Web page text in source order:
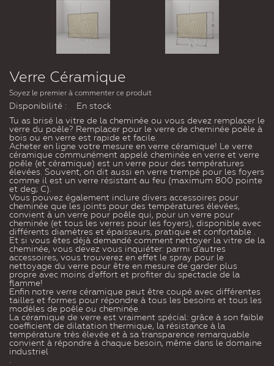
Verre Céramique
Soyez le premier à commenter ce produit
Disponibilité :
En stock
Tu as brisé la vitre de la cheminée ou vous devez remplacer le
verre du poêle? Remplacer pour le verre de cheminée poêle à
bois ou en verre est rapide et facile.
Acheter en ligne votre mesure en verre céramique! Le verre
céramique communément appelé cheminée en verre et verre
poêle (et céramique) est un verre pour des températures
élevées. Souvent, on dit aussi en verre trempé pour les foyers
comme il est un verre résistant au feu (maximum 800 pointe
et deg; C).
Vous pouvez également inclure divers accessoires pour
cheminée que les joints pour des températures élevées,
convient à un verre pour poêle qui, pour un verre pour
cheminée (et tous les verres pour les foyers), disponible avec
différents diamètres et épaisseurs, pratique et confortable .
Et si vous êtes déjà demandé comment nettoyer la vitre de la
cheminée, vous devez vous inquiéter: parmi d'autres
accessoires, vous trouverez en effet le spray pour le
nettoyage du verre pour être en mesure de garder plus
propre avec moins d'effort et profiter du spectacle de la
flamme!
Enfin notre verre céramique peut être coupé avec différentes
tailles et formes pour répondre à tous les besoins et tous les
modèles de poêle ou cheminée.
La céramique de verre est vraiment spécial: grâce à son faible
coefficient de dilatation thermique, la résistance à la
température très élevée et à sa transparence remarquable
convient à répondre à chaque besoin, même dans le domaine
industriel
.